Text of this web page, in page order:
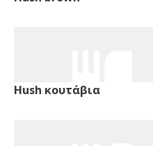
Hush κουτάβια